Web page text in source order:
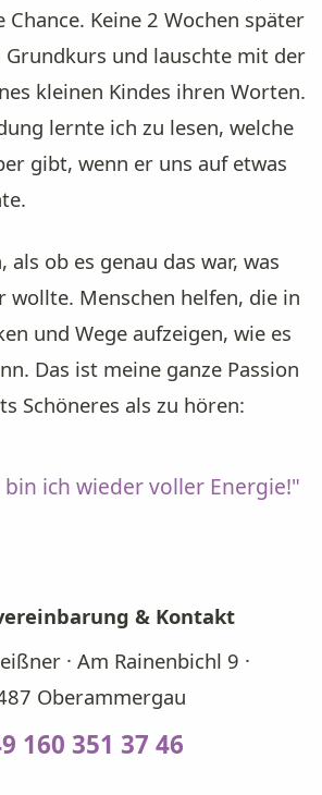
Keine 2 Wochen später
und lauschte mit der
kleinen Kindes ihren Worten.
lernte ich zu lesen, welche
gibt, wenn er uns auf etwas
als ob es genau das war, was
wollte. Menschen helfen, die in
und Wege aufzeigen, wie es
Das ist meine ganze Passion
Schöneres als zu hören:
ich wieder voller Energie!"
& Kontakt
· Am Rainenbichl 9 ·
Oberammergau
160 351 37 46